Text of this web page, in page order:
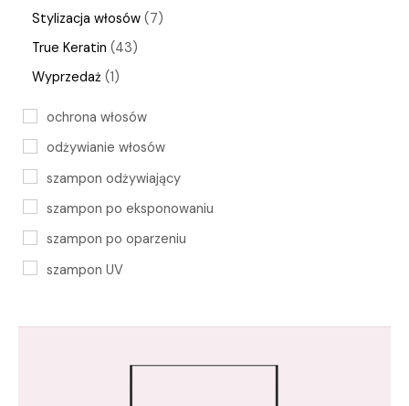
Stylizacja włosów 7
True Keratin 43
Wyprzedaż 1
ochrona włosów
odżywianie włosów
szampon odżywiający
szampon po eksponowaniu
szampon po oparzeniu
szampon UV
True Keratin
włosy Bez Parabenów